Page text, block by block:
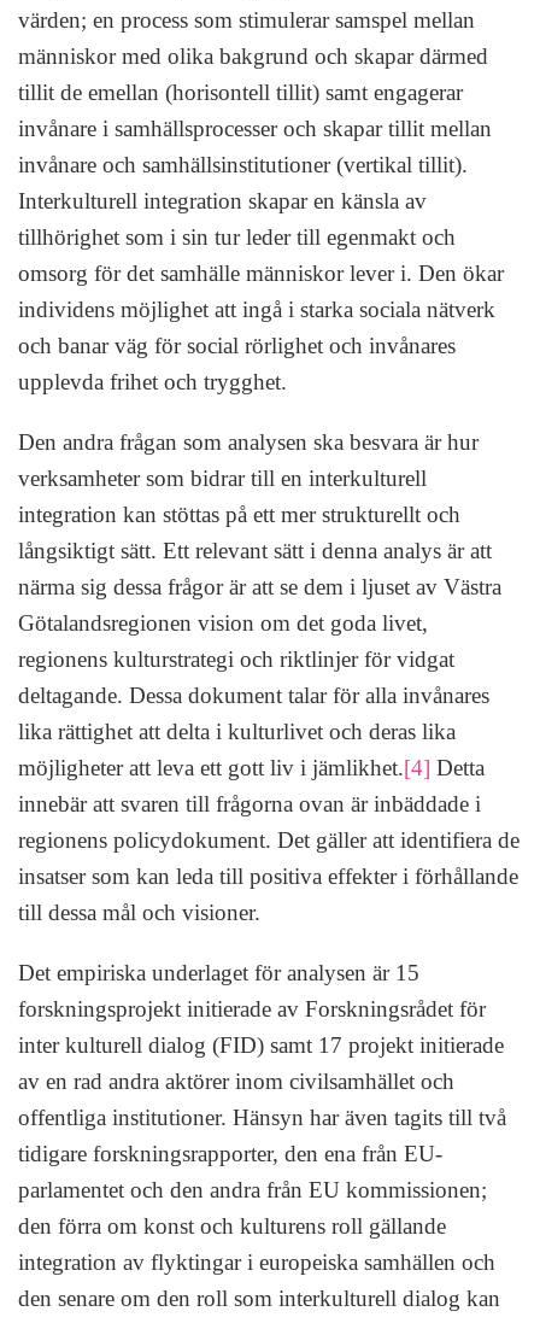
värden; en process som stimulerar samspel mellan
människor med olika bakgrund och skapar därmed
tillit de emellan (horisontell tillit) samt engagerar
invånare i samhällsprocesser och skapar tillit mellan
invånare och samhällsinstitutioner (vertikal tillit).
Interkulturell integration skapar en känsla av
tillhörighet som i sin tur leder till egenmakt och
omsorg för det samhälle människor lever i. Den ökar
individens möjlighet att ingå i starka sociala nätverk
och banar väg för social rörlighet och invånares
upplevda frihet och trygghet.
Den andra frågan som analysen ska besvara är hur
verksamheter som bidrar till en interkulturell
integration kan stöttas på ett mer strukturellt och
långsiktigt sätt. Ett relevant sätt i denna analys är att
närma sig dessa frågor är att se dem i ljuset av Västra
Götalandsregionen vision om det goda livet,
regionens kulturstrategi och riktlinjer för vidgat
deltagande. Dessa dokument talar för alla invånares
lika rättighet att delta i kulturlivet och deras lika
möjligheter att leva ett gott liv i jämlikhet.[4] Detta
innebär att svaren till frågorna ovan är inbäddade i
regionens policydokument. Det gäller att identifiera de
insatser som kan leda till positiva effekter i förhållande
till dessa mål och visioner.
Det empiriska underlaget för analysen är 15
forskningsprojekt initierade av Forskningsrådet för
inter kulturell dialog (FID) samt 17 projekt initierade
av en rad andra aktörer inom civilsamhället och
offentliga institutioner. Hänsyn har även tagits till två
tidigare forskningsrapporter, den ena från EU-
parlamentet och den andra från EU kommissionen;
den förra om konst och kulturens roll gällande
integration av flyktingar i europeiska samhällen och
den senare om den roll som interkulturell dialog kan